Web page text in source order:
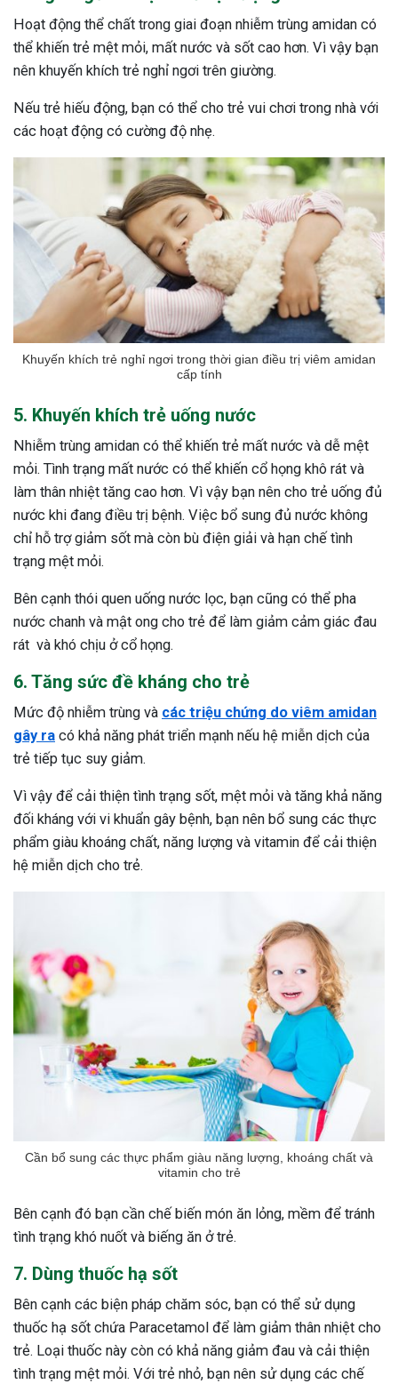
Hoạt động thể chất trong giai đoạn nhiễm trùng amidan có
thể khiến trẻ mệt mỏi, mất nước và sốt cao hơn. Vì vậy bạn
nên khuyến khích trẻ nghỉ ngơi trên giường.
Nếu trẻ hiếu động, bạn có thể cho trẻ vui chơi trong nhà với
các hoạt động có cường độ nhẹ.
Khuyến khích trẻ nghỉ ngơi trong thời gian điều trị viêm amidan
cấp tính
5. Khuyến khích trẻ uống nước
Nhiễm trùng amidan có thể khiến trẻ mất nước và dễ mệt
mỏi. Tình trạng mất nước có thể khiến cổ họng khô rát và
làm thân nhiệt tăng cao hơn. Vì vậy bạn nên cho trẻ uống đủ
nước khi đang điều trị bệnh. Việc bổ sung đủ nước không
chỉ hỗ trợ giảm sốt mà còn bù điện giải và hạn chế tình
trạng mệt mỏi.
Bên cạnh thói quen uống nước lọc, bạn cũng có thể pha
nước chanh và mật ong cho trẻ để làm giảm cảm giác đau
rát và khó chịu ở cổ họng.
6. Tăng sức đề kháng cho trẻ
Mức độ nhiễm trùng và các triệu chứng do viêm amidan
gây ra có khả năng phát triển mạnh nếu hệ miễn dịch của
trẻ tiếp tục suy giảm.
Vì vậy để cải thiện tình trạng sốt, mệt mỏi và tăng khả năng
đối kháng với vi khuẩn gây bệnh, bạn nên bổ sung các thực
phẩm giàu khoáng chất, năng lượng và vitamin để cải thiện
hệ miễn dịch cho trẻ.
Cần bổ sung các thực phẩm giàu năng lượng, khoáng chất và
vitamin cho trẻ
Bên cạnh đó bạn cần chế biến món ăn lỏng, mềm để tránh
tình trạng khó nuốt và biếng ăn ở trẻ.
7. Dùng thuốc hạ sốt
Bên cạnh các biện pháp chăm sóc, bạn có thể sử dụng
thuốc hạ sốt chứa Paracetamol để làm giảm thân nhiệt cho
trẻ. Loại thuốc này còn có khả năng giảm đau và cải thiện
tình trạng mệt mỏi. Với trẻ nhỏ, bạn nên sử dụng các chế